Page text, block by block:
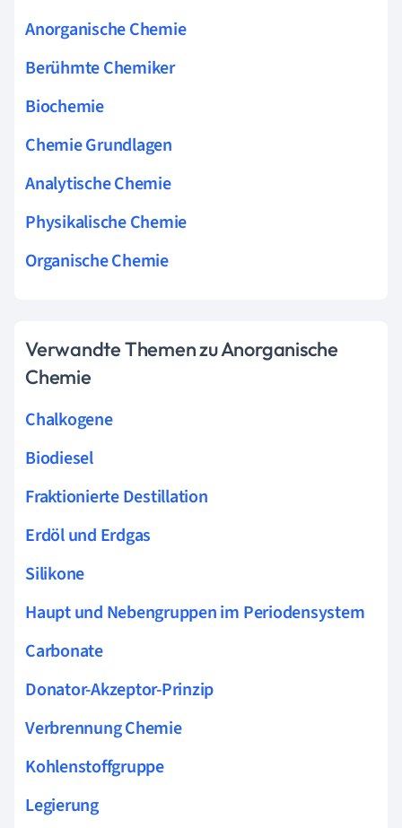
Anorganische Chemie
Berühmte Chemiker
Biochemie
Chemie Grundlagen
Analytische Chemie
Physikalische Chemie
Organische Chemie
Verwandte Themen zu Anorganische
Chemie
Chalkogene
Biodiesel
Fraktionierte Destillation
Erdöl und Erdgas
Silikone
Haupt und Nebengruppen im Periodensystem
Carbonate
Donator-Akzeptor-Prinzip
Verbrennung Chemie
Kohlenstoffgruppe
Legierung